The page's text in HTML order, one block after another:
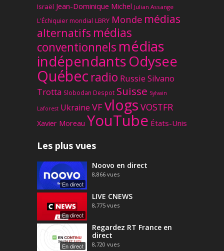
Israël Jean-Dominique Michel Julian Assange
L'Échiquier mondial LBRY Monde médias
alternatifs médias
conventionnels médias
indépendantsOdysee
Québec radio Russie Silvano
Trotta Slobodan Despot Suisse Sylvain
Laforest Ukraine VFvlogs VOSTFR
Xavier Moreau YouTube États-Unis
Les plus vues
En direct
Noovo en direct
8,866 vues
En direct
LIVE CNEWS
8,775 vues
En direct
Regardez RT France en
direct
8,720 vues